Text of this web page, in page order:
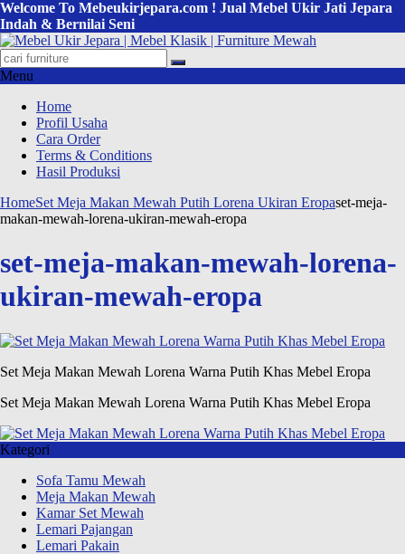
Welcome To Mebeukirjepara.com ! Jual Mebel Ukir Jati Jepara
Indah & Bernilai Seni
Menu
Home
Profil Usaha
Cara Order
Terms & Conditions
Hasil Produksi
HomeSet Meja Makan Mewah Putih Lorena Ukiran Eropaset-meja-
makan-mewah-lorena-ukiran-mewah-eropa
set-meja-makan-mewah-lorena-
ukiran-mewah-eropa
Set Meja Makan Mewah Lorena Warna Putih Khas Mebel Eropa
Set Meja Makan Mewah Lorena Warna Putih Khas Mebel Eropa
Kategori
Sofa Tamu Mewah
Meja Makan Mewah
Kamar Set Mewah
Lemari Pajangan
Lemari Pakain